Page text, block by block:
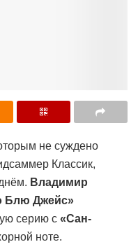
не суждено
Классик,
Владимир
Блю Джейс»
серию с «Сан-
ноте.